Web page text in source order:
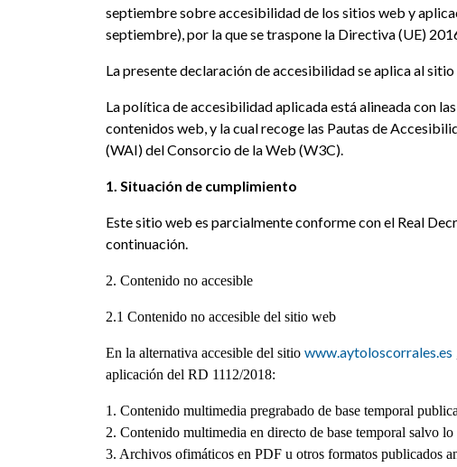
septiembre sobre accesibilidad de los sitios web y
septiembre), por la que se traspone la Directiva (UE)
La presente declaración de accesibilidad se aplica al
La política de accesibilidad aplicada está alineada con
contenidos web, y la cual recoge las Pautas de
(WAI) del Consorcio de la Web (W3C).
1. Situación de cumplimiento
Este sitio web es parcialmente conforme con el Real
continuación.
2. Contenido no accesible
2.1 Contenido no accesible del sitio web
En la alternativa accesible del sitio www.aytoloscorrales.es
aplicación del RD 1112/2018:
1. Contenido multimedia pregrabado de base temporal
2. Contenido multimedia en directo de base temporal salvo
3. Archivos ofimáticos en PDF u otros formatos publicados